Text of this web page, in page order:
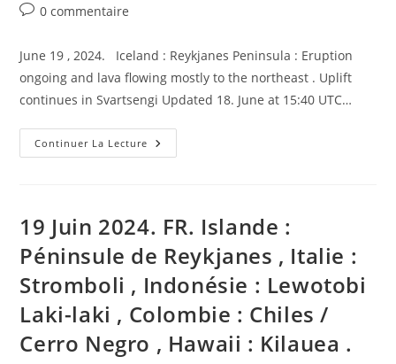
Commentaires
la
publication :
0 commentaire
June 19 , 2024. Iceland : Reykjanes Peninsula : Eruption
ongoing and lava flowing mostly to the northeast . Uplift
continues in Svartsengi Updated 18. June at 15:40 UTC…
Continuer La Lecture June
19,
Reykjanes
Peninsula
Italy
:
Stromboli
,
Indonesia
:
Laki-
Laki
19 Juin 2024. FR. Islande :
Péninsule de Reykjanes , Italie :
Stromboli , Indonésie : Lewotobi
Laki-laki , Colombie : Chiles /
Cerro Negro , Hawaii : Kilauea .